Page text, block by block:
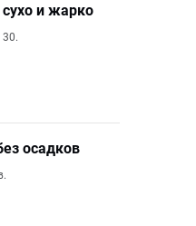
и жарко
осадков